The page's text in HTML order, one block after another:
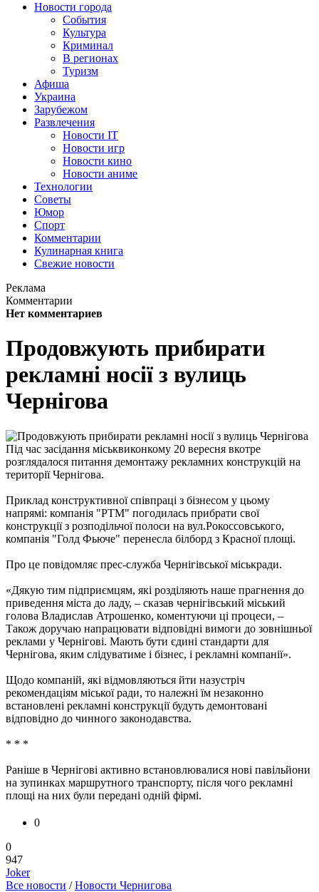
Новости города
События
Культура
Криминал
В регионах
Туризм
Афиша
Украина
Зарубежом
Развлечения
Новости IT
Новости игр
Новости кино
Новости аниме
Технологии
Советы
Юмор
Спорт
Комментарии
Кулинарная книга
Свежие новости
Реклама
Комментарии
Нет комментариев
Продовжують прибирати
рекламні носії з вулиць
Чернігова
Під час засідання міськвиконкому 20 вересня вкотре
розглядалося питання демонтажу рекламних конструкцій на
території Чернігова.
Приклад конструктивної співпраці з бізнесом у цьому
напрямі: компанія "РТМ" погодилась прибрати свої
конструкції з розподільчої полоси на вул.Рокоссовського,
компанія "Голд Фьюче" перенесла білборд з Красної площі.
Про це повідомляє прес-служба Чернігівської міськради.
«Дякую тим підприємцям, які розділяють наше прагнення до
приведення міста до ладу, – сказав чернігівський міський
голова Владислав Атрошенко, коментуючи ці процеси, –
Також доручаю напрацювати відповідні вимоги до зовнішньої
реклами у Чернігові. Мають бути єдині стандарти для
Чернігова, яким слідуватиме і бізнес, і рекламні компанії».
Щодо компаній, які відмовляються йти назустріч
рекомендаціям міської ради, то належні їм незаконно
встановлені рекламні конструкції будуть демонтовані
відповідно до чинного законодавства.
* * *
Раніше в Чернігові активно встановлювалися нові павільйони
на зупинках маршрутного транспорту, після чого рекламні
площі на них були передані одній фірмі.
0
0
947
Joker
Все новости /Новости Чернигова